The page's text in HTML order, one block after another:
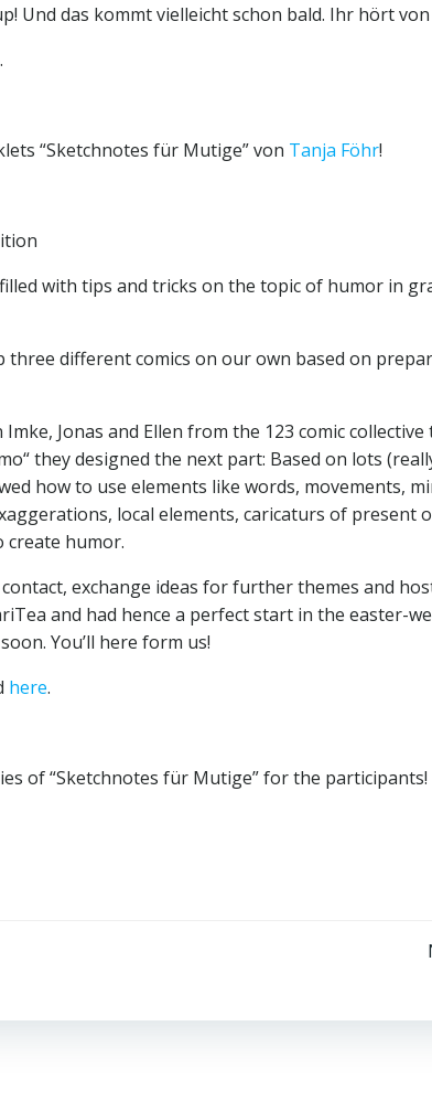
Und das kommt vielleicht schon bald. Ihr hört von
“Sketchnotes für Mutige” von Tanja Föhr!
with tips and tricks on the topic of humor in
different comics on our own based on
Jonas and Ellen from the 123 comic collective
they designed the next part: Based on lots
how to use elements like words, movements,
local elements, caricaturs of present
create humor.
exchange ideas for further themes and
and had hence a perfect start in the easter-
You’ll here form us!
here.
of “Sketchnotes für Mutige” for the participants!